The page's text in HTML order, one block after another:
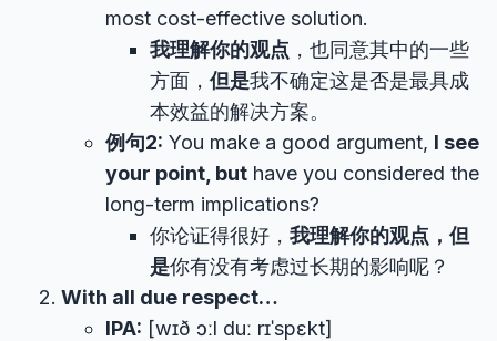
most cost-effective solution.
我理解你的观点 ，也同意其中的一些
方面， 但是我不确定这是否是最具成
本效益的解决方案。
例句2: You make a good argument, I see
your point, but have you considered the
long-term implications?
你论证得很好， 我理解你的观点，但
是你有没有考虑过长期的影响呢？
With all due respect…
IPA: [wɪð ɔːl duː rɪˈspɛkt]